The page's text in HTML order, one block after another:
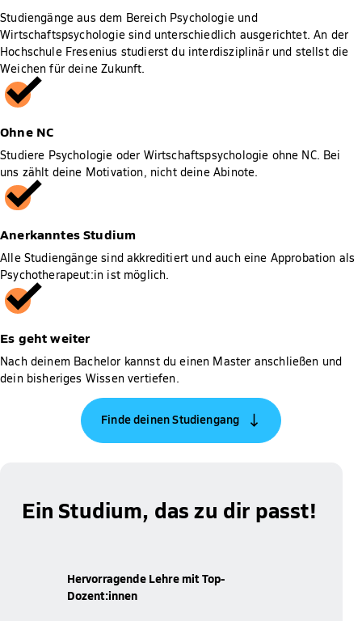
Studiengänge aus dem Bereich Psychologie und
Wirtschaftspsychologie sind unterschiedlich ausgerichtet. An der
Hochschule Fresenius studierst du interdisziplinär und stellst die
Weichen für deine Zukunft.
Ohne NC
Studiere Psychologie oder Wirtschaftspsychologie ohne NC. Bei
uns zählt deine Motivation, nicht deine Abinote.
Anerkanntes Studium
Alle Studiengänge sind akkreditiert und auch eine Approbation als
Psychotherapeut:in ist möglich.
Es geht weiter
Nach deinem Bachelor kannst du einen Master anschließen und
dein bisheriges Wissen vertiefen.
Finde deinen Studiengang
Ein Studium, das zu dir passt!
Hervorragende Lehre mit Top-
Dozent:innen